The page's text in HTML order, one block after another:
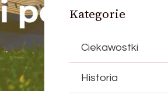
Kategorie
Ciekawostki
Historia